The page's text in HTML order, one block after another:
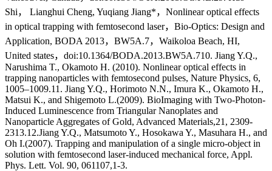
Shi， Lianghui Cheng, Yuqiang Jiang*，Nonlinear optical effects
in optical trapping with femtosecond laser，Bio-Optics: Design and
Application, BODA 2013，BW5A.7，Waikoloa Beach, HI,
United states，doi:10.1364/BODA.2013.BW5A.710. Jiang Y.Q.,
Narushima T., Okamoto H. (2010). Nonlinear optical effects in
trapping nanoparticles with femtosecond pulses, Nature Physics, 6,
1005–1009.11. Jiang Y.Q., Horimoto N.N., Imura K., Okamoto H.,
Matsui K., and Shigemoto L.(2009). BioImaging with Two-Photon-
Induced Luminescence from Triangular Nanoplates and
Nanoparticle Aggregates of Gold, Advanced Materials,21, 2309-
2313.12.Jiang Y.Q., Matsumoto Y., Hosokawa Y., Masuhara H., and
Oh I.(2007). Trapping and manipulation of a single micro-object in
solution with femtosecond laser-induced mechanical force, Appl.
Phys. Lett. Vol. 90, 061107,1-3.